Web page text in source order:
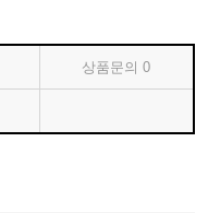
상품문의0